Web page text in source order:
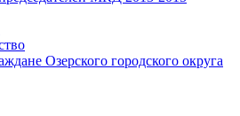
Озерского городского округа